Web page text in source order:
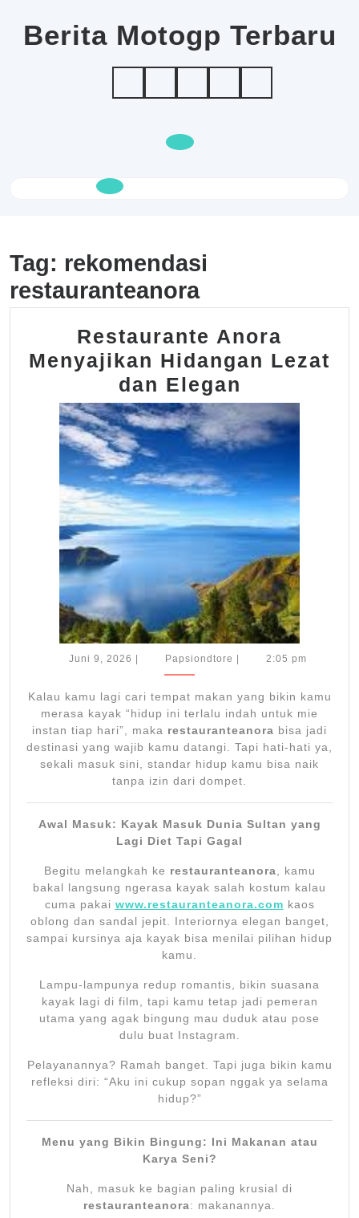
contentBerita Motogp Terbaru
Open
Tag: rekomendasi
restauranteanora
Restaurante Anora
Menyajikan Hidangan Lezat
dan Elegan
Anora
Hidangan
Lezat
dan
Elegan
Juni 9, 2026 Juni
Papsiondtore Papsiondtore
2:05 pm
Kalau kamu lagi cari tempat makan yang bikin kamu
merasa kayak “hidup ini terlalu indah untuk mie
instan tiap hari”, maka restauranteanora bisa jadi
destinasi yang wajib kamu datangi. Tapi hati-hati ya,
sekali masuk sini, standar hidup kamu bisa naik
tanpa izin dari dompet.
Awal Masuk: Kayak Masuk Dunia Sultan yang
Lagi Diet Tapi Gagal
Begitu melangkah ke restauranteanora, kamu
bakal langsung ngerasa kayak salah kostum kalau
cuma pakai www.restauranteanora.com kaos
oblong dan sandal jepit. Interiornya elegan banget,
sampai kursinya aja kayak bisa menilai pilihan hidup
kamu.
Lampu-lampunya redup romantis, bikin suasana
kayak lagi di film, tapi kamu tetap jadi pemeran
utama yang agak bingung mau duduk atau pose
dulu buat Instagram.
Pelayanannya? Ramah banget. Tapi juga bikin kamu
refleksi diri: “Aku ini cukup sopan nggak ya selama
hidup?”
Menu yang Bikin Bingung: Ini Makanan atau
Karya Seni?
Nah, masuk ke bagian paling krusial di
restauranteanora: makanannya.